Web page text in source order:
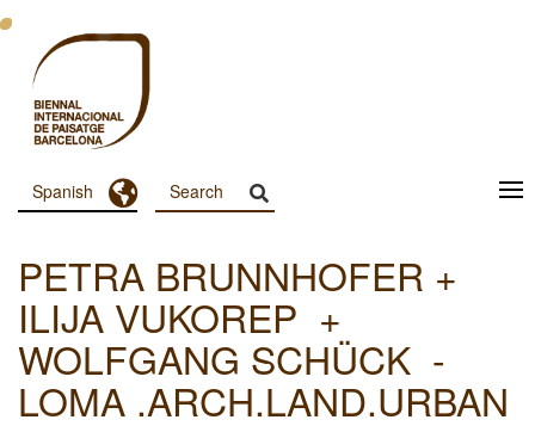
Pasar
contenido
principal
Menu
Principal
Dashboard
Spanish Toggle Dropdown
PETRA BRUNNHOFER +
ILIJA VUKOREP +
WOLFGANG SCHÜCK -
LOMA .ARCH.LAND.URBAN